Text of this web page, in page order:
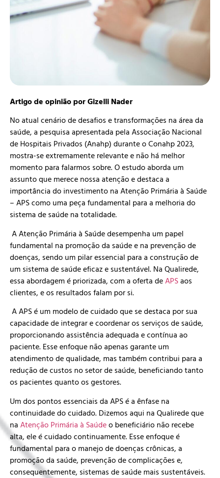
Artigo de opinião por Gizelli Nader
No atual cenário de desafios e transformações na área da
saúde, a pesquisa apresentada pela Associação Nacional
de Hospitais Privados (Anahp) durante o Conahp 2023,
mostra-se extremamente relevante e não há melhor
momento para falarmos sobre. O estudo aborda um
assunto que merece nossa atenção e destaca a
importância do investimento na Atenção Primária à Saúde
– APS como uma peça fundamental para a melhoria do
sistema de saúde na totalidade.
A Atenção Primária à Saúde desempenha um papel
fundamental na promoção da saúde e na prevenção de
doenças, sendo um pilar essencial para a construção de
um sistema de saúde eficaz e sustentável. Na Qualirede,
essa abordagem é priorizada, com a oferta deAPSaos
clientes, e os resultados falam por si.
A APS é um modelo de cuidado que se destaca por sua
capacidade de integrar e coordenar os serviços de saúde,
proporcionando assistência adequada e contínua ao
paciente. Esse enfoque não apenas garante um
atendimento de qualidade, mas também contribui para a
redução de custos no setor de saúde, beneficiando tanto
os pacientes quanto os gestores.
Um dos pontos essenciais da APS é a ênfase na
continuidade do cuidado. Dizemos aqui na Qualirede que
na Atenção Primária à Saúdeo beneficiário não recebe
alta, ele é cuidado continuamente. Esse enfoque é
fundamental para o manejo de doenças crônicas, a
promoção da saúde, prevenção de complicações e,
consequentemente, sistemas de saúde mais sustentáveis.